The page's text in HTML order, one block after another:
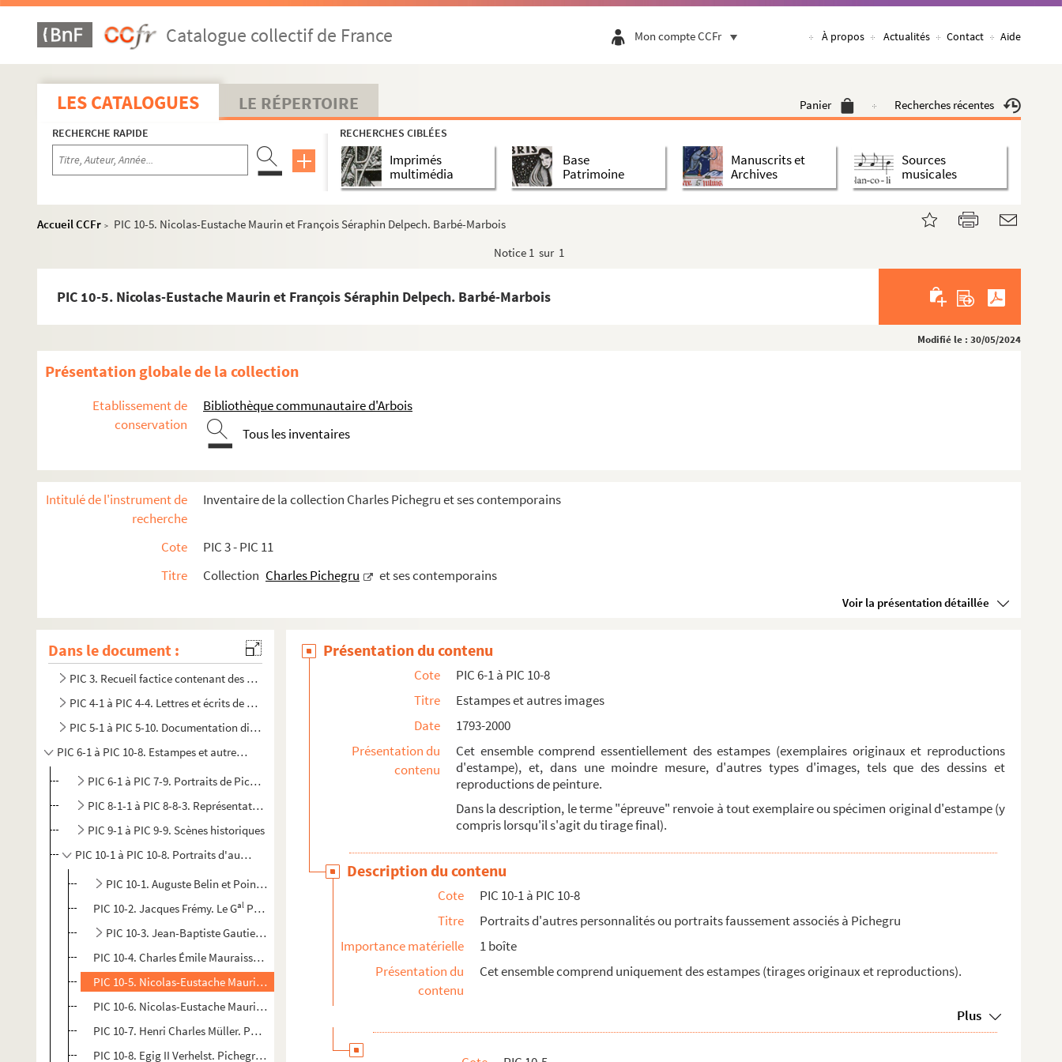
Catalogue collectif de France Mon compte CCFr À propos Actualités Contact Aide
LES CATALOGUES LE RÉPERTOIRE Panier Recherches récentes
RECHERCHE RAPIDE RECHERCHES CIBLÉES
Imprimés
multimédia
Base
Patrimoine
Manuscrits et
Archives
Sources
musicales
Accueil CCFr >
PIC 10-5. Nicolas-Eustache Maurin et François Séraphin Delpech. Barbé-Marbois
Notice 1 sur 1
PIC 10-5. Nicolas-Eustache Maurin et François Séraphin Delpech. Barbé-Marbois
Modifié le : 30/05/2024
Présentation globale de la collection
Etablissement de
conservation
Bibliothèque communautaire d'Arbois
Tous les inventaires
Intitulé de l'instrument de
recherche
Inventaire de la collection Charles Pichegru et ses contemporains
Cote
PIC 3 - PIC 11
Titre
Collection Charles Pichegru et ses contemporains
Voir la présentation détaillée
Dans le document :
PIC 3. Recueil factice contenant des autographes de Pichegru, un écrit biographique et des copies
PIC 4-1 à PIC 4-4. Lettres et écrits de Pichegru et de ses contemporains
PIC 5-1 à PIC 5-10. Documentation diverse relative à Pichegru
PIC 6-1 à PIC 10-8. Estampes et autres images
PIC 6-1 à PIC 7-9. Portraits de Pichegru
PIC 8-1-1 à PIC 8-8-3. Représentations de l'arrestation, de la mort et de la mémoire de Pichegru
PIC 9-1 à PIC 9-9. Scènes historiques
PIC 10-1 à PIC 10-8. Portraits d'autres personnalités ou portraits faussement associés à Pichegru
PIC 10-1. Auguste Belin et Pointurier. Portraits des généraux Delort et David
PIC 10-2. Jacques Frémy. Le Gal Pichegru : portrait d'un général du Premier Empire
PIC 10-3. Jean-Baptiste Gautier et François Hubert. Portraits des accusés de l'affaire Cadoudal, d'après Dumon...
PIC 10-4. Charles Émile Mauraisse et François Séraphin Delpech. Moreau
PIC 10-5. Nicolas-Eustache Maurin et François Séraphin Delpech. Barbé-Marbois
PIC 10-6. Nicolas-Eustache Maurin et François Séraphin Delpech. Barras
PIC 10-7. Henri Charles Müller. Portrait de Camille Jourdan, d'après une peinture de M
Godefroi
PIC 10-8. Egig II Verhelst. Pichegrie general en chef de l'armées de la République françois : portrait fantais...
Présentation du contenu
Cote
PIC 6-1 à PIC 10-8
Titre
Estampes et autres images
Date
1793-2000
Présentation du
contenu
Cet ensemble comprend essentiellement des estampes (exemplaires originaux et reproductions
d'estampe), et, dans une moindre mesure, d'autres types d'images, tels que des dessins et
reproductions de peinture.
Dans la description, le terme "épreuve" renvoie à tout exemplaire ou spécimen original d'estampe (y
compris lorsqu'il s'agit du tirage final).
Description du contenu
Cote
PIC 10-1 à PIC 10-8
Titre
Portraits d'autres personnalités ou portraits faussement associés à Pichegru
Importance matérielle
1 boîte
Présentation du
contenu
Cet ensemble comprend uniquement des estampes (tirages originaux et reproductions).
Plus